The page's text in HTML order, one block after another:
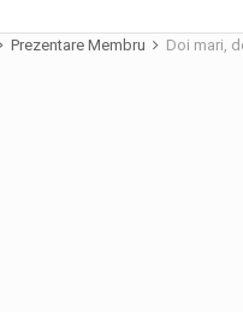
Prezentare Membru Doi mari,